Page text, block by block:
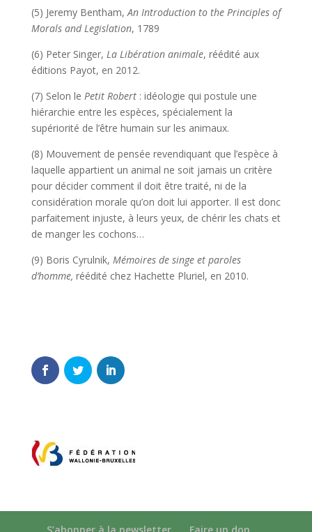
(5) Jeremy Bentham,An Introduction to the Principles of
Morals and Legislation, 1789
(6) Peter Singer, La Libération animale, réédité aux
éditions Payot, en 2012.
(7) Selon le Petit Robert: idéologie qui postule une
hiérarchie entre les espèces, spécialement la
supériorité de l’être humain sur les animaux.
(8) Mouvement de pensée revendiquant que l’espèce à
laquelle appartient un animal ne soit jamais un critère
pour décider comment il doit être traité, ni de la
considération morale qu’on doit lui apporter. Il est donc
parfaitement injuste, à leurs yeux, de chérir les chats et
de manger les cochons…
(9) Boris Cyrulnik, Mémoires de singe et paroles
d’homme, réédité chez Hachette Pluriel, en 2010.